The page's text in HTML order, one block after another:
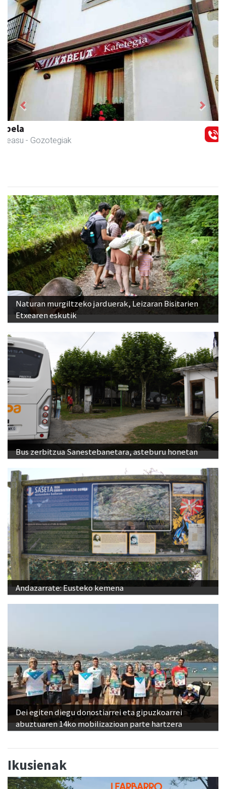
Ormendi kirolak
Andoain - Kirol dendak
Previous Next
Naturan murgiltzeko jarduerak, Leizaran Bisitarien
Etxearen eskutik
Bus zerbitzua Sanestebanetara, asteburu honetan
Andazarrate: Eusteko kemena
Dei egiten diegu donostiarrei eta gipuzkoarrei
abuztuaren 14ko mobilizazioan parte hartzera
Ikusienak